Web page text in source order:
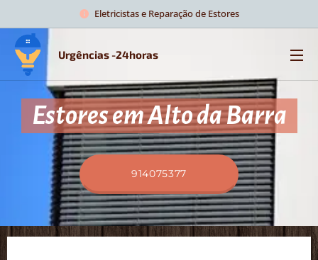
Eletricistas e Reparação de Estores
Urgências -24horas
Estores em Alto da Barra
914075377